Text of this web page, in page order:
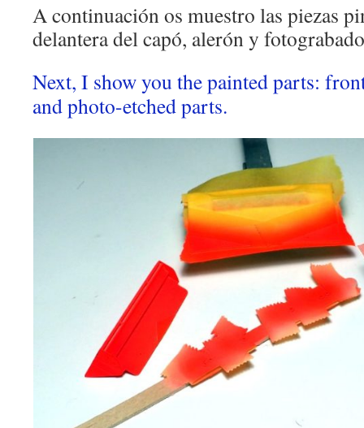
A continuación os muestro las piezas
delantera del capó, alerón y
Next, I show you the painted parts:
and photo-etched parts.